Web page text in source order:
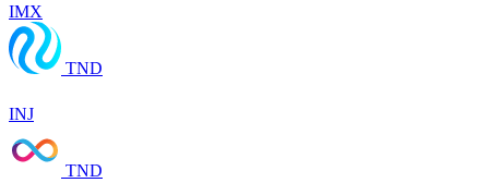
IMX
TND
INJ
TND